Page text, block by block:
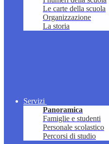
Le carte della scuola
Organizzazione
La storia
Servizi
Panoramica
Famiglie e studenti
Personale scolastico
Percorsi di studio